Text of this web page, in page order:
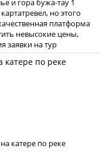
и гора бужа-тау 1
но этого
платформа
невысокие цены,
заявки на тур
катере по реке